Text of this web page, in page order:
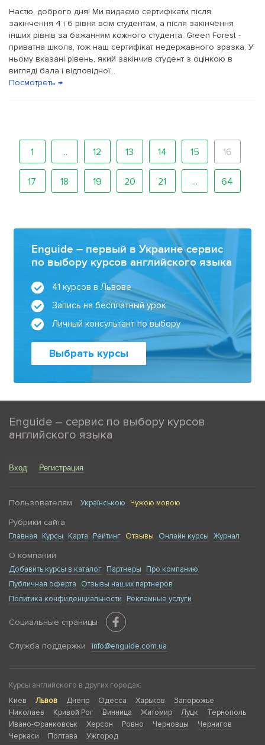
Настю, доброго дня! Ми видаємо сертифікати після
закінчення 4 і 6 рівня всім студентам, а після закінчення
інших рівнів за бажанням кожного студента. Green Forest -
приватна школа, тож наш сертифікат недержавного зразка. У
ньому вказані рівень, який закінчив студент з оцінкою в
вигляді бала і відповідної...
Посмотреть →
1 ... 12 13 14 15 16
17 18 19 20 21 ... 64
Enguide – первый в Украине сервис
по выбору курсов английского языка
41 курсов в Львове
Запись на бесплатный урок
Личный консультант по выбору
Выбрать курсы
Enguide – сервис по выбору курсов
английского языка
Вход Регистрация
Пользователям Українською Чужою мовою
Рубрики сайта
Главная Курсы Карта Рейтинг Отзывы Онлайн курсы Журнал
О компании
Добавить курсы в каталог Партнеры
Про компанию
Публичная оферта
Отзывы наших партнеров
Политика конфиденциальности
Рекламные услуги
Социальные страницы
Служба поддержки info@enguide.com.ua
Курсы английского в других городах:
Киев
Львов Днепр Одесса Харьков
Запорожье
Николаев
Кривой Рог Винница Житомир Луцк
Тернополь
Ивано-Франковськ
Херсон Ровно Черновцы
Чернигов
Черкаси
Полтава Ужгород